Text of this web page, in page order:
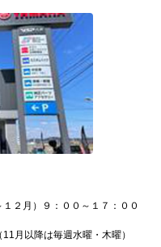
２月）９：００～１７：００
月以降は毎週水曜・木曜）